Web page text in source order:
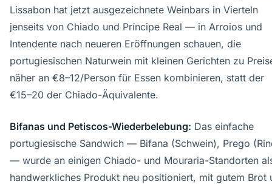
Lissabon hat jetzt ausgezeichnete Weinbars in Vierteln
jenseits von Chiado und Príncipe Real — in Arroios und
Intendente nach neueren Eröffnungen schauen, die
portugiesischen Naturwein mit kleinen Gerichten zu
näher an €8–12/Person für Essen kombinieren, statt der
€15–20 der Chiado-Äquivalente.
Bifanas und Petiscos-Wiederbelebung: Das einfache
portugiesische Sandwich — Bifana (Schwein), Prego
— wurde an einigen Chiado- und Mouraria-Standorten
handwerkliches Produkt neu positioniert, mit gutem Brot